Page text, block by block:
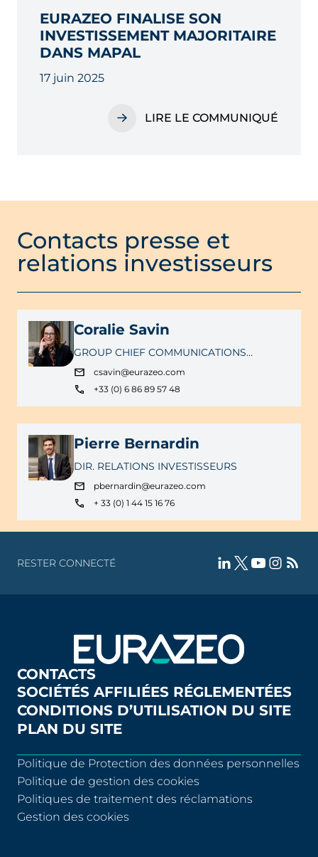
EURAZEO FINALISE SON
INVESTISSEMENT MAJORITAIRE
DANS MAPAL
17 juin 2025
LIRE LE COMMUNIQUÉ
Contacts presse et
relations investisseurs
Coralie Savin
GROUP CHIEF COMMUNICATIONS
OFFICER
csavin@eurazeo.com
+33 (0) 6 86 89 57 48
Pierre Bernardin
DIR. RELATIONS INVESTISSEURS
pbernardin@eurazeo.com
+ 33 (0) 1 44 15 16 76
RESTER CONNECTÉ
CONTACTS
SOCIÉTÉS AFFILIÉES RÉGLEMENTÉES
CONDITIONS D’UTILISATION DU SITE
PLAN DU SITE
Politique de Protection des données personnelles
Politique de gestion des cookies
Politiques de traitement des réclamations
Gestion des cookies